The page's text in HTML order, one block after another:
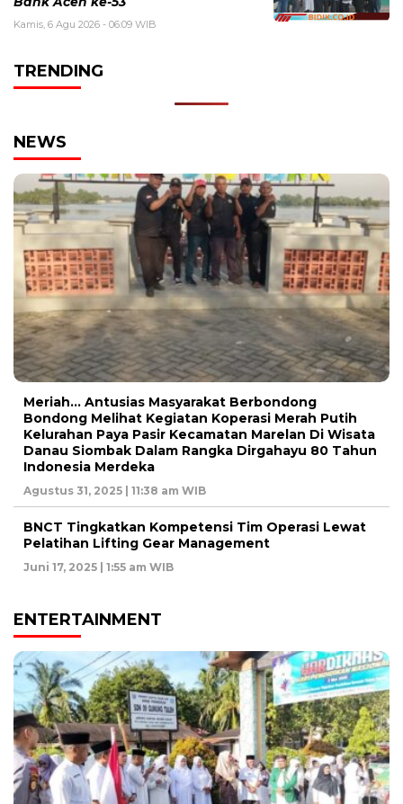
Kamis, 6 Agu 2026 - 06:09 WIB
TRENDING
NEWS
Meriah… Antusias Masyarakat Berbondong
Bondong Melihat Kegiatan Koperasi Merah Putih
Kelurahan Paya Pasir Kecamatan Marelan Di Wisata
Danau Siombak Dalam Rangka Dirgahayu 80 Tahun
Indonesia Merdeka
Agustus 31, 2025 | 11:38 am WIB
BNCT Tingkatkan Kompetensi Tim Operasi Lewat
Pelatihan Lifting Gear Management
Juni 17, 2025 | 1:55 am WIB
ENTERTAINMENT